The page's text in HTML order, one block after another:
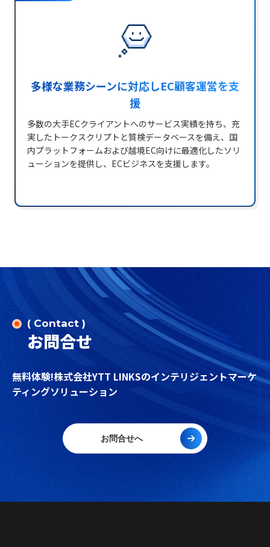
多様な業務シーンに対応しEC顧客運営を支
援
多数の大手ECクライアントへのサービス実績を持ち、充
実したトークスクリプトと質検データベースを備え、国
内プラットフォームおよび越境EC向けに最適化したソリ
ューションを提供し、ECビジネスを支援します。
( Contact )
お問合せ
無料体験!株式会社YTT LINKSのインテリジェントマーケ
ティングソリューション
お問合せへ